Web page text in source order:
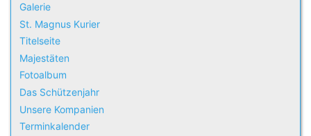
Galerie
St. Magnus Kurier
Titelseite
Majestäten
Fotoalbum
Das Schützenjahr
Unsere Kompanien
Terminkalender